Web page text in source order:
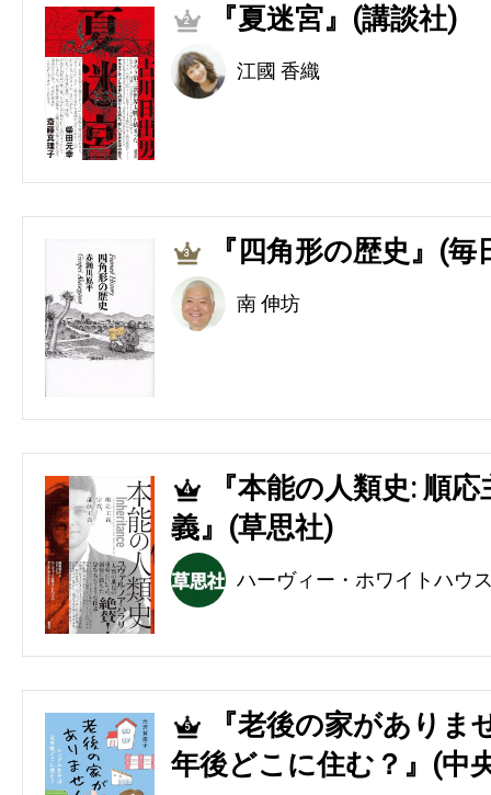
2 『夏迷宮』(講談社)
江國 香織
3 『四角形の歴史』(毎
南 伸坊
4
『本能の人類史: 順
義』(草思社)
ハーヴィー・ホワイトハウ
5
『老後の家があり
年後どこに住む？』(中